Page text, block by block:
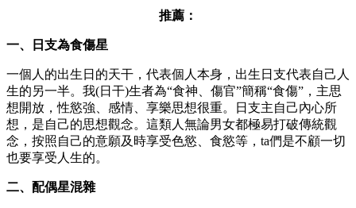
推薦：
一、日支為食傷星
一個人的出生日的天干，代表個人本身，出生日支代表自己人
生的另一半。我(日干)生者為“食神、傷官”簡稱“食傷”，主思
想開放，性慾強、感情、享樂思想很重。日支主自己內心所
想，是自己的思想觀念。這類人無論男女都極易打破傳統觀
念，按照自己的意願及時享受色慾、食慾等，ta們是不顧一切
也要享受人生的。
二、配偶星混雜